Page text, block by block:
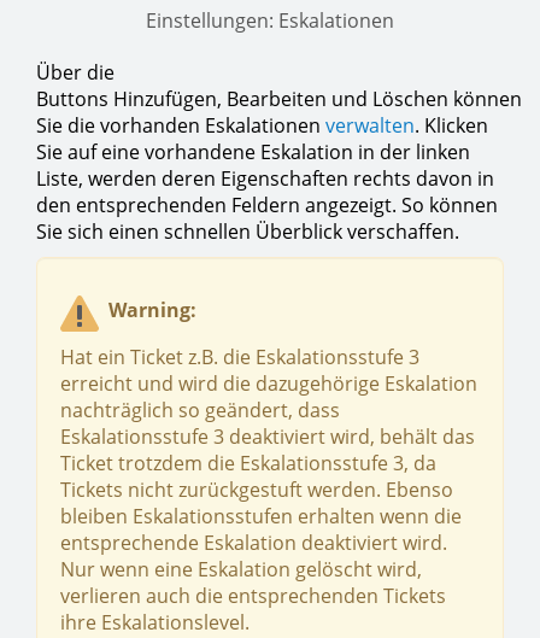
Einstellungen: Eskalationen
Über die
Buttons Hinzufügen, Bearbeiten und Löschen können
Sie die vorhanden Eskalationen verwalten. Klicken
Sie auf eine vorhandene Eskalation in der linken
Liste, werden deren Eigenschaften rechts davon in
den entsprechenden Feldern angezeigt. So können
Sie sich einen schnellen Überblick verschaffen.
Warning:
Hat ein Ticket z.B. die Eskalationsstufe 3
erreicht und wird die dazugehörige Eskalation
nachträglich so geändert, dass
Eskalationsstufe 3 deaktiviert wird, behält das
Ticket trotzdem die Eskalationsstufe 3, da
Tickets nicht zurückgestuft werden. Ebenso
bleiben Eskalationsstufen erhalten wenn die
entsprechende Eskalation deaktiviert wird.
Nur wenn eine Eskalation gelöscht wird,
verlieren auch die entsprechenden Tickets
ihre Eskalationslevel.